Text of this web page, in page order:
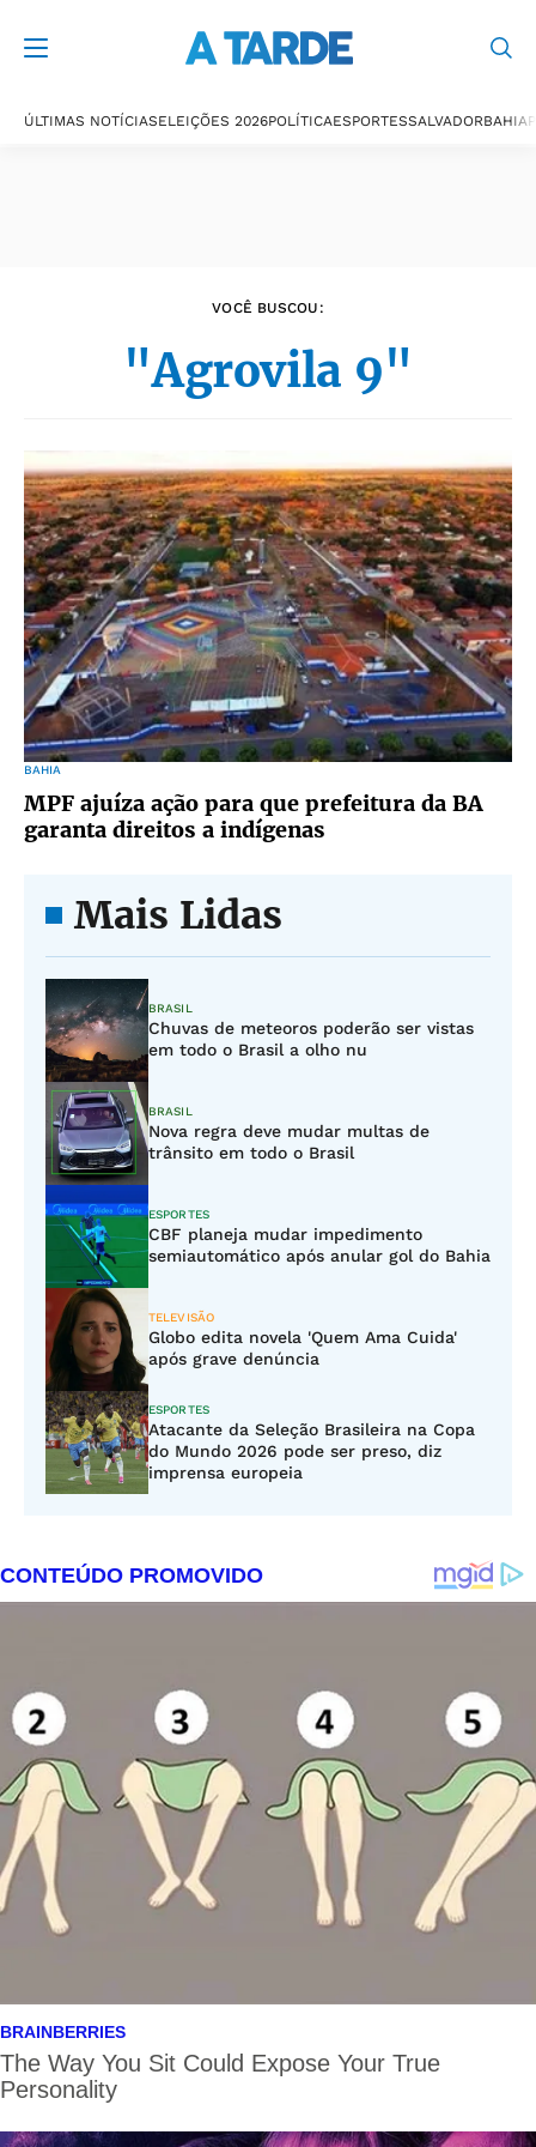
ÚLTIMAS NOTÍCIASELEIÇÕES 2026POLÍTICAESPORTESSALVADORBAHIA
VOCÊ BUSCOU:
"Agrovila 9"
BAHIA
MPF ajuíza ação para que prefeitura da BA
garanta direitos a indígenas
Mais Lidas
BRASIL
Chuvas de meteoros poderão ser vistas
em todo o Brasil a olho nu
BRASIL
Nova regra deve mudar multas de
trânsito em todo o Brasil
ESPORTES
CBF planeja mudar impedimento
semiautomático após anular gol do Bahia
TELEVISÃO
Globo edita novela 'Quem Ama Cuida'
após grave denúncia
ESPORTES
Atacante da Seleção Brasileira na Copa
do Mundo 2026 pode ser preso, diz
imprensa europeia